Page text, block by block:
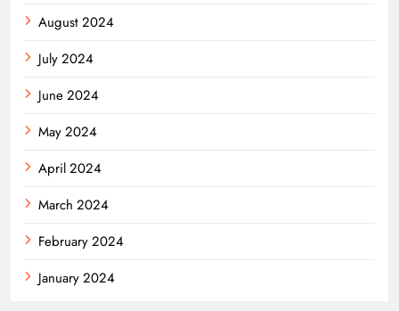
August 2024
July 2024
June 2024
May 2024
April 2024
March 2024
February 2024
January 2024